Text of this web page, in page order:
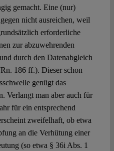
gemacht. Eine (nur)
nicht ausreichen, weil
erforderliche
zur abzuwehrenden
durch den Datenabgleich
186 ff.). Dieser schon
genügt das
Verlangt man aber auch für
für ein entsprechend
zweifelhaft, ob etwa
an die Verhütung einer
(so etwa § 36i Abs. 1